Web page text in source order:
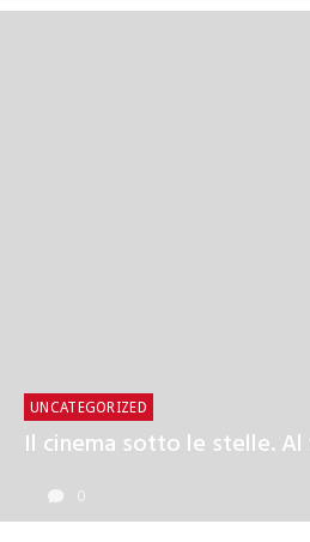
UNCATEGORIZED
Il cinema sotto le stelle. Al
0
Ritorna il cinema estivo